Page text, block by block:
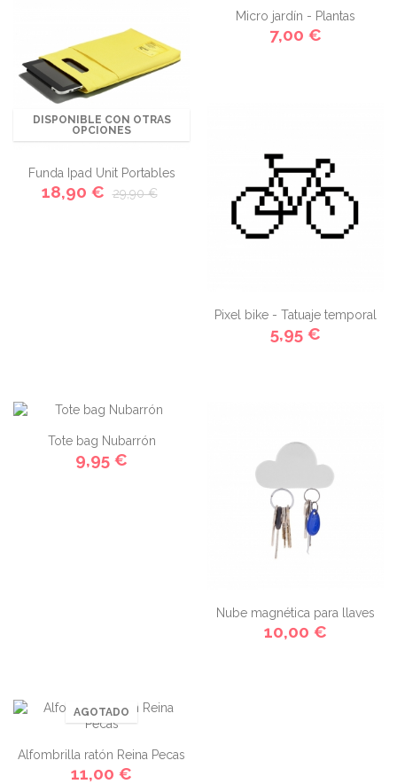
DISPONIBLE CON OTRAS
OPCIONES
Funda Ipad Unit Portables
18,90 € 29,90 €
Micro jardín - Plantas
enlatadas
7,00 €
Pixel bike - Tatuaje temporal
5,95 €
Tote bag Nubarrón
9,95 €
Nube magnética para llaves
10,00 €
AGOTADO
Alfombrilla ratón Reina Pecas
11,00 €